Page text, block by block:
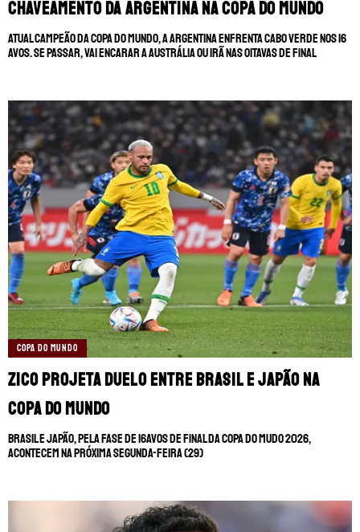
🔥 MELHORES SITES DE APOSTAS
🎁 BÔNUS PARA APOSTAR
ÚLTIMAS
CASAS DE APOSTAS
CÓDIGOS
APPS
RANKINGS
MANCHESTER CITY
MANCHESTER UNITED
FLAMENGO
CORINTHIANS
PALMEIRAS
PREMIER LEAGUE
FUTEBOL EUROPEU
FUTEBOL BRASILEIRO
CAMPEONATOS
CHAMPIONS LEAGUE
SERIE A
SUL-AMERICANA
MUNDIAL DE CLUBES
AO VIVO
Chaveamento da Argentina na Copa do Mundo
Atual campeão da Copa do Mundo, a Argentina enfrenta Cabo Verde nos 16
avos. Se passar, vai encarar a Austrália ou Irã nas oitavas de final
COPA DO MUNDO
Zico projeta duelo entre Brasil e Japão na
Copa do Mundo
Brasil e Japão, pela fase de 16avos de final da Copa do Mudo 2026,
acontecem na próxima segunda-feira (29)